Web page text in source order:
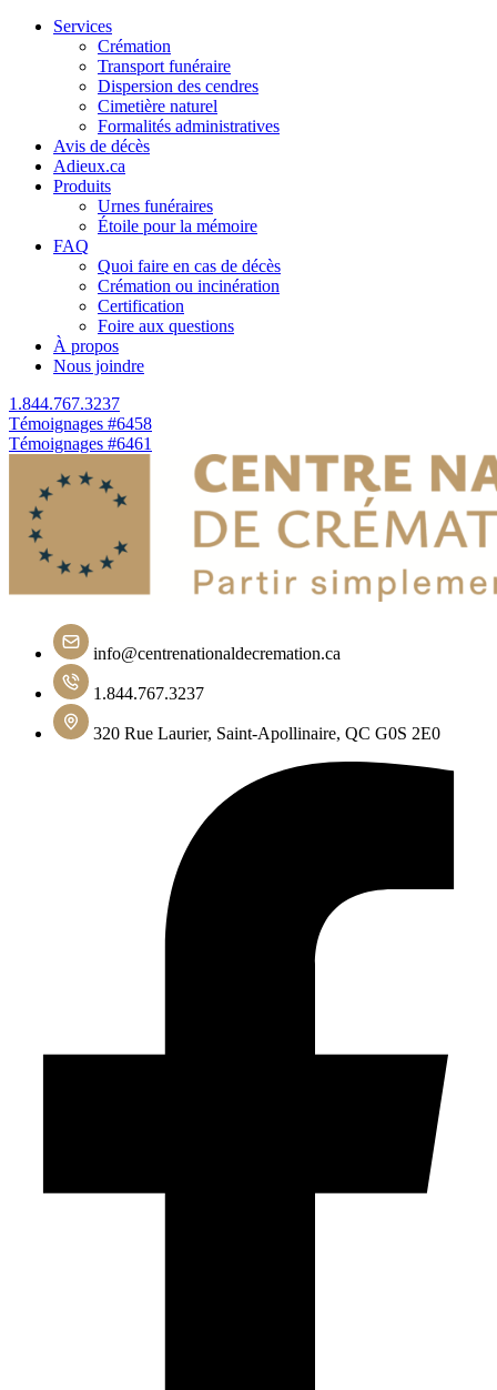
Services
Crémation
Transport funéraire
Dispersion des cendres
Cimetière naturel
Formalités administratives
Avis de décès
Adieux.ca
Produits
Urnes funéraires
Étoile pour la mémoire
FAQ
Quoi faire en cas de décès
Crémation ou incinération
Certification
Foire aux questions
À propos
Nous joindre
1.844.767.3237
Navigation
de
l'article
Témoignages #6458
Témoignages #6461
info@centrenationaldecremation.ca
1.844.767.3237
320 Rue Laurier, Saint-Apollinaire, QC G0S 2E0